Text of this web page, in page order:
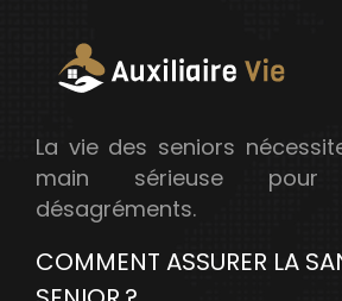
La vie des seniors
main sérieuse
désagréments.
COMMENT ASSURER LA